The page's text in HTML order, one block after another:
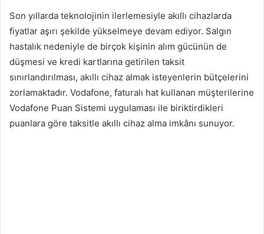
Son yıllarda teknolojinin ilerlemesiyle akıllı cihazlarda
fiyatlar aşırı şekilde yükselmeye devam ediyor. Salgın
hastalık nedeniyle de birçok kişinin alım gücünün de
düşmesi ve kredi kartlarına getirilen taksit
sınırlandırılması, akıllı cihaz almak isteyenlerin bütçelerini
zorlamaktadır. Vodafone, faturalı hat kullanan müşterilerine
Vodafone Puan Sistemi uygulaması ile biriktirdikleri
puanlara göre taksitle akıllı cihaz alma imkânı sunuyor.